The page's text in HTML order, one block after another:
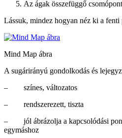
Az ágak összefüggő
Lássuk, mindez hogyan néz ki a fenti
Mind Map ábra
A sugárirányú gondolkodás és
– színes, változatos
– rendszerezett, tiszta
– jól ábrázolja a kapcsolódási
egymáshoz